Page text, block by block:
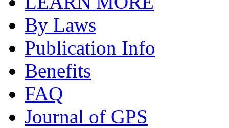
By Laws
Publication Info
Benefits
FAQ
Journal of GPS